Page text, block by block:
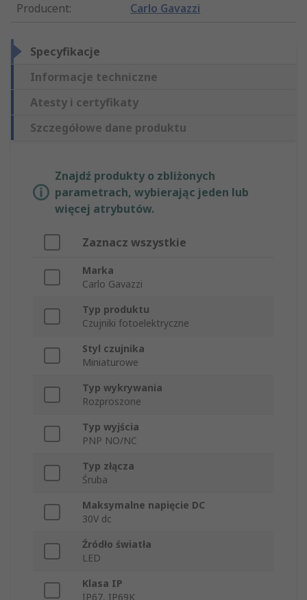
Producent: Carlo Gavazzi
Specyfikacje
Informacje techniczne
Atesty i certyfikaty
Szczegółowe dane produktu
Znajdź produkty o zbliżonych
parametrach, wybierając jeden lub
więcej atrybutów.
Zaznacz wszystkie
Marka
Carlo Gavazzi
Typ produktu
Czujniki fotoelektryczne
Styl czujnika
Miniaturowe
Typ wykrywania
Rozproszone
Typ wyjścia
PNP NO/NC
Typ złącza
Śruba
Maksymalne napięcie DC
30V dc
Źródło światła
LED
Klasa IP
IP67, IP69K